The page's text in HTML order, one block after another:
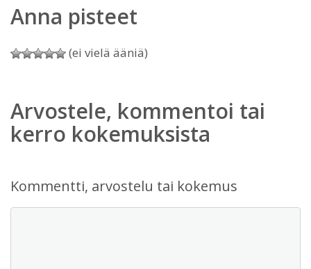
Anna pisteet
(ei vielä ääniä)
Arvostele, kommentoi tai
kerro kokemuksista
Kommentti, arvostelu tai kokemus